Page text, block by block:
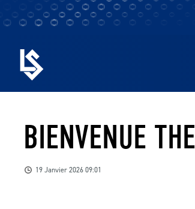
BIENVENUE
19 Janvier 2026 09:01